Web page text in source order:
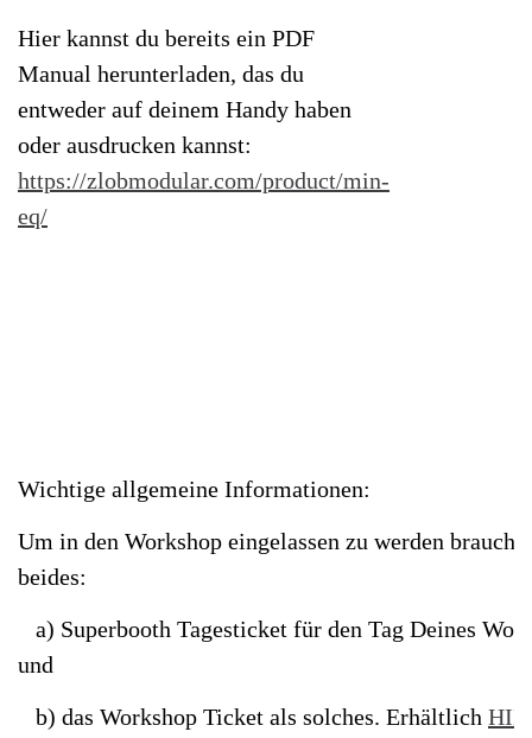
Hier kannst du bereits ein PDF
Manual herunterladen, das du
entweder auf deinem Handy haben
oder ausdrucken kannst:
https://zlobmodular.com/product/min-
eq/
Wichtige allgemeine Informationen:
Um in den Workshop eingelassen zu werden
beides:
a) Superbooth Tagesticket für den Tag Deines
und
b) das Workshop Ticket als solches. Erhältlich